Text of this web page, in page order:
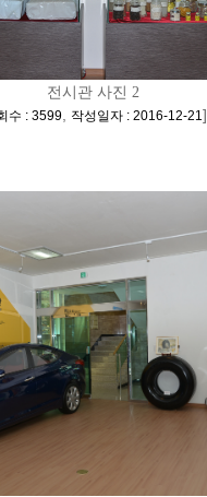
전시관 사진 2
수 : 3599 작성일자 : 2016-12-21]